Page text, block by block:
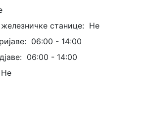
станице: Не
06:00 - 14:00
06:00 - 14:00
Не